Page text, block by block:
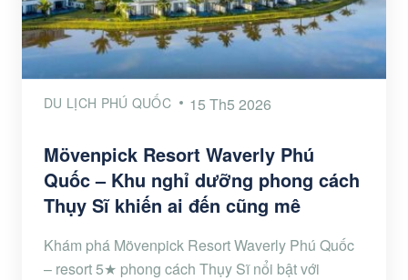
DU LỊCH PHÚ QUỐC 15 Th5 2026
Mövenpick Resort Waverly Phú
Quốc – Khu nghỉ dưỡng phong cách
Thụy Sĩ khiến ai đến cũng mê
Khám phá Mövenpick Resort Waverly Phú Quốc
– resort 5★ phong cách Thụy Sĩ nổi bật với